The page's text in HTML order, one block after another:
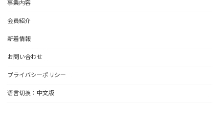
事業内容
会員紹介
新着情報
お問い合わせ
プライバシーポリシー
语言切换：中文版